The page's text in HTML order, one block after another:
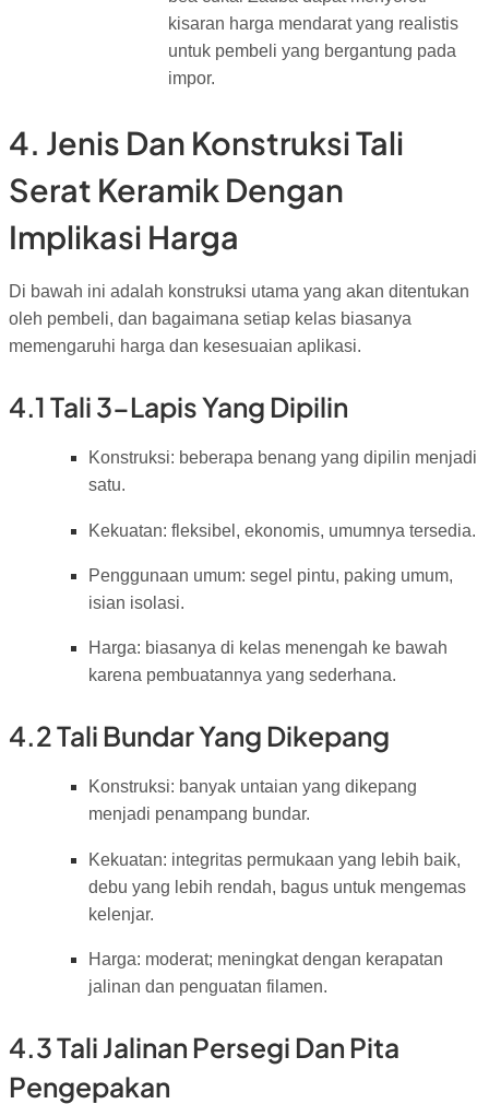
kisaran harga mendarat yang realistis
untuk pembeli yang bergantung pada
impor.
4. Jenis Dan Konstruksi Tali
Serat Keramik Dengan
Implikasi Harga
Di bawah ini adalah konstruksi utama yang akan ditentukan
oleh pembeli, dan bagaimana setiap kelas biasanya
memengaruhi harga dan kesesuaian aplikasi.
4.1 Tali 3-Lapis Yang Dipilin
Konstruksi: beberapa benang yang dipilin menjadi
satu.
Kekuatan: fleksibel, ekonomis, umumnya tersedia.
Penggunaan umum: segel pintu, paking umum,
isian isolasi.
Harga: biasanya di kelas menengah ke bawah
karena pembuatannya yang sederhana.
4.2 Tali Bundar Yang Dikepang
Konstruksi: banyak untaian yang dikepang
menjadi penampang bundar.
Kekuatan: integritas permukaan yang lebih baik,
debu yang lebih rendah, bagus untuk mengemas
kelenjar.
Harga: moderat; meningkat dengan kerapatan
jalinan dan penguatan filamen.
4.3 Tali Jalinan Persegi Dan Pita
Pengepakan